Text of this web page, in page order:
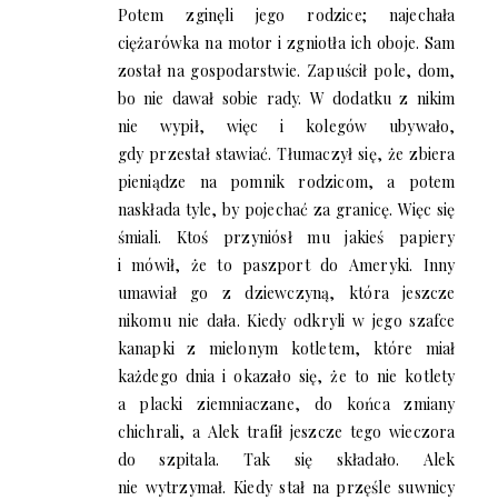
Potem zginęli jego rodzice; najechała
ciężarówka na motor i zgniotła ich oboje. Sam
został na gospodarstwie. Zapuścił pole, dom,
bo nie dawał sobie rady. W dodatku z nikim
nie wypił, więc i kolegów ubywało,
gdy przestał stawiać. Tłumaczył się, że zbiera
pieniądze na pomnik rodzicom, a potem
naskłada tyle, by pojechać za granicę. Więc się
śmiali. Ktoś przyniósł mu jakieś papiery
i mówił, że to paszport do Ameryki. Inny
umawiał go z dziewczyną, która jeszcze
nikomu nie dała. Kiedy odkryli w jego szafce
kanapki z mielonym kotletem, które miał
każdego dnia i okazało się, że to nie kotlety
a placki ziemniaczane, do końca zmiany
chichrali, a Alek trafił jeszcze tego wieczora
do szpitala. Tak się składało. Alek
nie wytrzymał. Kiedy stał na przęśle suwnicy